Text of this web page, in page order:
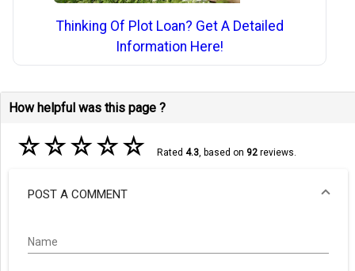
Thinking Of Plot Loan? Get A Detailed
Information Here!
How helpful was this page ?
☆☆☆☆☆ Rated 4.3, based on 92reviews.
POST A COMMENT
Name